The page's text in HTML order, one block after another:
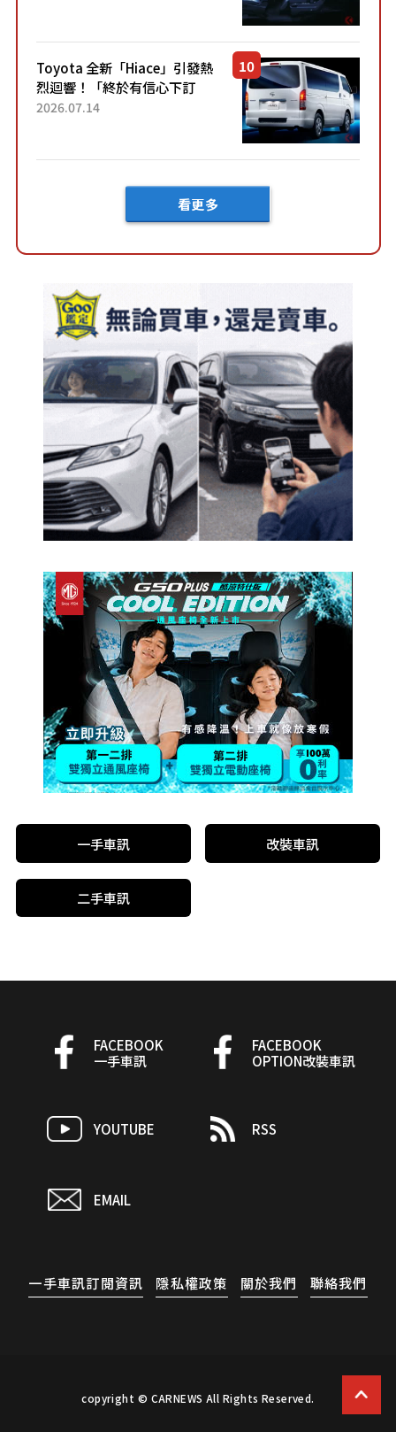
「三...
Toyota 全新「Hiace」引發熱
烈迴響！「終於有信心下訂
了！」「哪個等級交車最
車？...
2026.07.14
看更多
一手車訊 改裝車訊
二手車訊
FACEBOOK
一手車訊
FACEBOOK
OPTION改裝車訊
YOUTUBE RSS
EMAIL
一手車訊訂閱資訊 隱私權政策 關於我們 聯絡我們
copyright © CARNEWS All Rights Reserved.